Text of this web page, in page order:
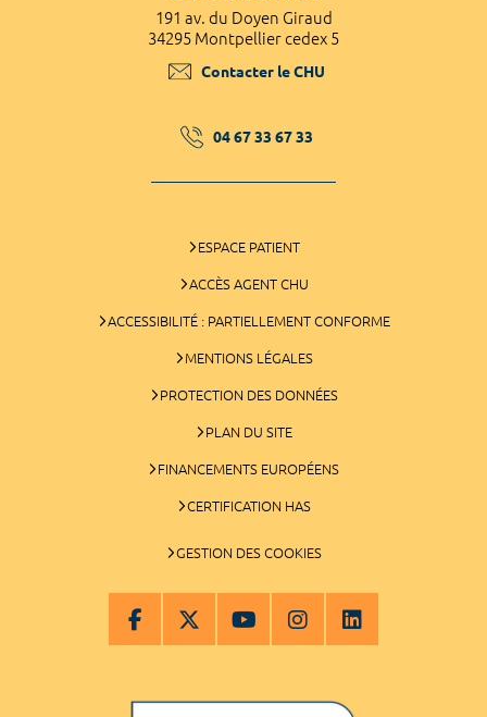
191 av. du Doyen Giraud
34295 Montpellier cedex 5
Contacter le CHU
04 67 33 67 33
ESPACE PATIENT
ACCÈS AGENT CHU
ACCESSIBILITÉ : PARTIELLEMENT CONFORME
MENTIONS LÉGALES
PROTECTION DES DONNÉES
PLAN DU SITE
FINANCEMENTS EUROPÉENS
CERTIFICATION HAS
GESTION DES COOKIES